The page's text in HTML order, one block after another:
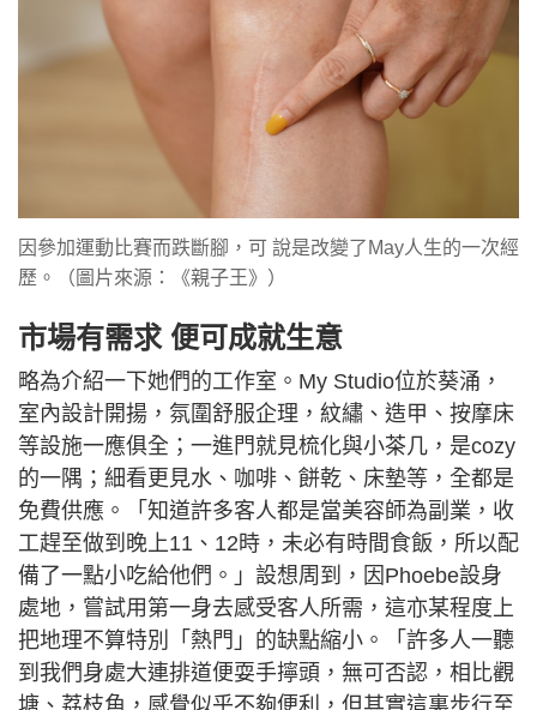
因參加運動比賽而跌斷腳，可 說是改變了May人生的一次經
歷。（圖片來源：《親子王》）
市場有需求 便可成就生意
略為介紹一下她們的工作室。My Studio位於葵涌，
室內設計開揚，氛圍舒服企理，紋繡、造甲、按摩床
等設施一應俱全；一進門就見梳化與小茶几，是cozy
的一隅；細看更見水、咖啡、餅乾、床墊等，全都是
免費供應。「知道許多客人都是當美容師為副業，收
工趕至做到晚上11、12時，未必有時間食飯，所以配
備了一點小吃給他們。」設想周到，因Phoebe設身
處地，嘗試用第一身去感受客人所需，這亦某程度上
把地理不算特別「熱門」的缺點縮小。「許多人一聽
到我們身處大連排道便耍手擰頭，無可否認，相比觀